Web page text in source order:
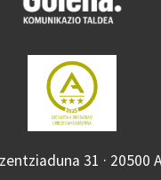
31 · 20500